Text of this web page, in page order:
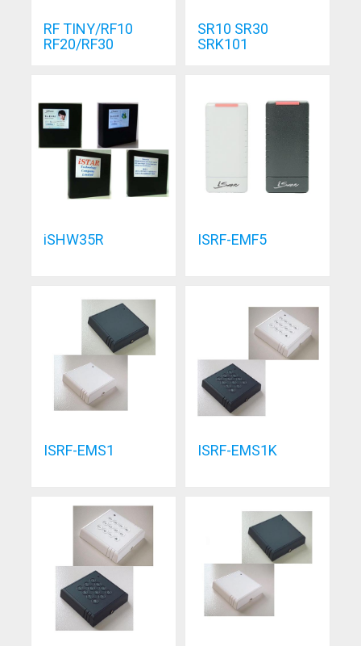
RF TINY/RF10
RF20/RF30
SR10 SR30
SRK101
iSHW35R ISRF-EMF5
ISRF-EMS1 ISRF-EMS1K